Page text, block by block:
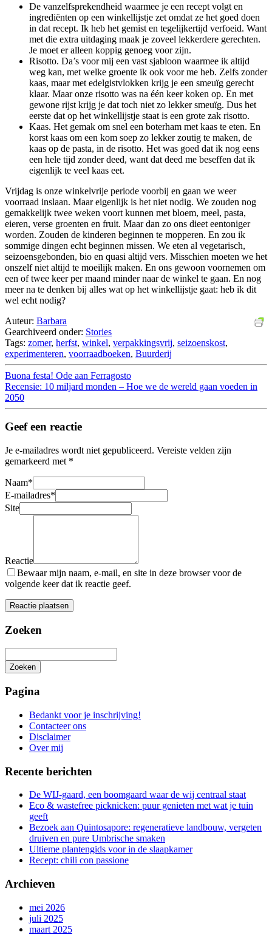
De vanzelfsprekendheid waarmee je een recept volgt en
ingrediënten op een winkellijstje zet omdat ze het goed doen
in dat recept. Ik heb het gemist en tegelijkertijd verfoeid. Want
met die extra uitdaging maak je zoveel lekkerdere gerechten.
Je moet er alleen koppig genoeg voor zijn.
Risotto. Da’s voor mij een vast sjabloon waarmee ik altijd
weg kan, met welke groente ik ook voor me heb. Zelfs zonder
kaas, maar met edelgistvlokken krijg je een smeuïg gerecht
klaar. Maar onze risotto was na één keer koken op. En met
gewone rijst krijg je dat toch niet zo lekker smeuïg. Dus het
eerste dat op het winkellijstje staat is een grote zak risotto.
Kaas. Het gemak om snel een boterham met kaas te eten. En
korst kaas om een kom soep zo lekker zoutig te maken, de
kaas op de pasta, in de risotto. Het was goed dat ik nog eens
een hele tijd zonder deed, want dat deed me beseffen dat ik
eigenlijk te veel kaas eet.
Vrijdag is onze winkelvrije periode voorbij en gaan we weer
voorraad inslaan. Maar eigenlijk is het niet nodig. We zouden nog
gemakkelijk twee weken voort kunnen met bloem, meel, pasta,
eieren, verse groenten en fruit. Maar dan zo ons dieet eentoniger
worden. Zouden de kinderen beginnen te mopperen. En zou ik
sommige dingen echt beginnen missen. We eten al vegetarisch,
seizoensgebonden, bio en quasi altijd vers. Misschien moeten we het
onszelf niet altijd te moeilijk maken. En ons gewoon voornemen om
een of twee keer per maand minder naar de winkel te gaan. En nog
meer na te denken bij alles wat op het winkellijstje gaat: heb ik dit
wel echt nodig?
Auteur: Barbara
Gearchiveerd onder: Stories
Tags: zomer, herfst, winkel, verpakkingsvrij, seizoenskost,
experimenteren, voorraadboeken, Buurderij
Buona festa! Ode aan Ferragosto
Recensie: 10 miljard monden – Hoe we de wereld gaan voeden in
2050
Geef een reactie
Je e-mailadres wordt niet gepubliceerd. Vereiste velden zijn
gemarkeerd met *
Naam*
E-mailadres*
Site
Reactie
Bewaar mijn naam, e-mail, en site in deze browser voor de
volgende keer dat ik reactie geef.
Zoeken
Zoeken
zoeken
Pagina
Bedankt voor je inschrijving!
Contacteer ons
Disclaimer
Over mij
Recente berichten
De WIJ-gaard, een boomgaard waar de wij centraal staat
Eco & wastefree picknicken: puur genieten met wat je tuin
geeft
Bezoek aan Quintosapore: regeneratieve landbouw, vergeten
druiven en pure Umbrische smaken
Ultieme plantengids voor in de slaapkamer
Recept: chili con passione
Archieven
mei 2026
juli 2025
maart 2025